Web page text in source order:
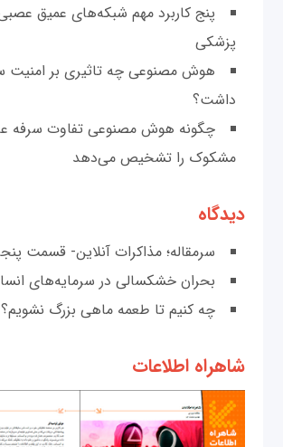
پنج کاربرد مهم شبکه‌های عمیق
پزشکی
هوش مصنوعی چه تاثیری بر امنیت
داشت؟
چگونه هوش مصنوعی تفاوت سرفه
مشکوک را تشخیص می‌دهد
دیدگاه
سرمقاله؛ مذاکرات آنلاین- قسمت
بحران خشکسالی در سرمایه‌های
چه کنیم تا طعمه ماهی بزرگ نشویم؟
شاهراه اطلاعات